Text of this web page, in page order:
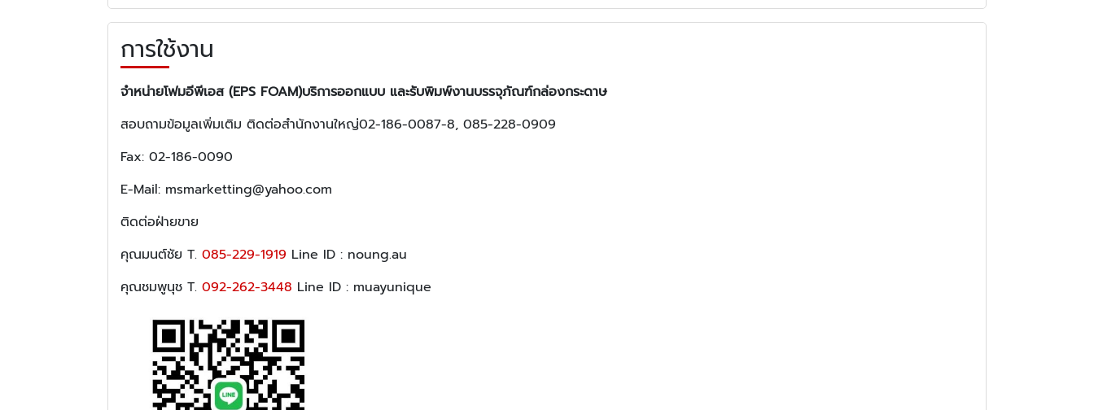
การใช้งาน
จำหน่ายโฟมอีพีเอส (EPS FOAM)บริการออกแบบ และรับพิมพ์งานบรรจุภัณฑ์กล่องกระดาษ
สอบถามข้อมูลเพิ่มเติม ติดต่อสำนักงานใหญ่02-186-0087-8, 085-228-0909
Fax: 02-186-0090
E-Mail: msmarketting@yahoo.com
ติดต่อฝ่ายขาย
คุณมนต์ชัย T. 085-229-1919 Line ID : noung.au
คุณชมพูนุช T. 092-262-3448 Line ID : muayunique